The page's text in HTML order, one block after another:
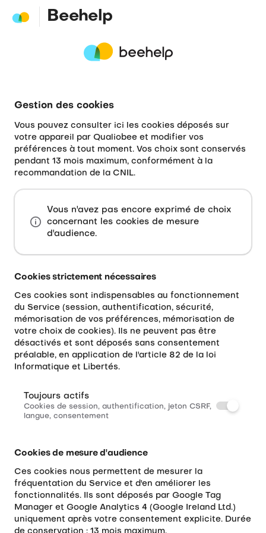
Beehelp
Gestion des cookies
Vous pouvez consulter ici les cookies déposés sur
votre appareil par Qualiobee et modifier vos
préférences à tout moment. Vos choix sont conservés
pendant 13 mois maximum, conformément à la
recommandation de la CNIL.
Vous n'avez pas encore exprimé de choix
concernant les cookies de mesure
d'audience.
Cookies strictement nécessaires
Ces cookies sont indispensables au fonctionnement
du Service (session, authentification, sécurité,
mémorisation de vos préférences, mémorisation de
votre choix de cookies). Ils ne peuvent pas être
désactivés et sont déposés sans consentement
préalable, en application de l'article 82 de la loi
Informatique et Libertés.
Toujours actifs
Cookies de session, authentification, jeton CSRF,
langue, consentement
Cookies de mesure d'audience
Ces cookies nous permettent de mesurer la
fréquentation du Service et d'en améliorer les
fonctionnalités. Ils sont déposés par Google Tag
Manager et Google Analytics 4 (Google Ireland Ltd.)
uniquement après votre consentement explicite. Durée